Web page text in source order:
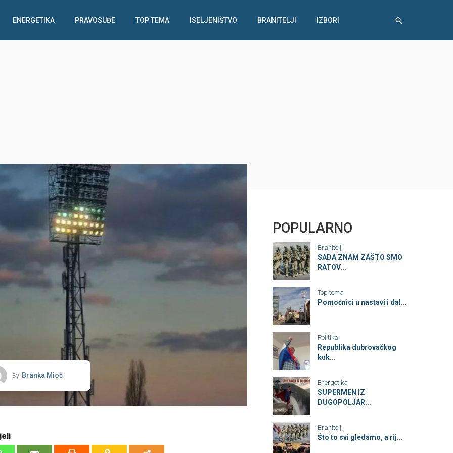
ENERGETIKA PRAVOSUĐE TOP TEMA ISELJENIŠTVO BRANITELJI IZBORI
By Branka Mioč
POPULARNO
Branitelji
SADA ZNAM ZAŠTO SMO
RATOV...
Top tema
Pomoćnici u nastavi i dal...
Politika
Republika dubrovačkog
kuk...
Energetika
SUPERMEN IZ
DUGOPOLJAR...
Branitelji
Što to svi gledamo, a rij...